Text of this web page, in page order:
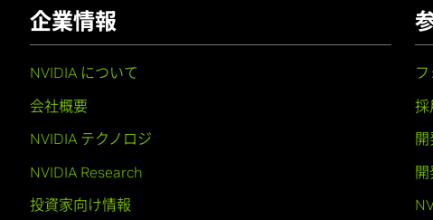
企業情報
NVIDIA について
会社概要
NVIDIA テクノロジ
NVIDIA Research
投資家向け情報
採